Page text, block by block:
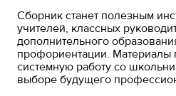
Сборник станет полезным
учителей, классных
дополнительного
профориентации. Материалы
системную работу со
выборе будущего